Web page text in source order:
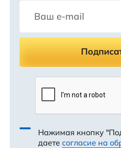
Нажимая кнопку
даете согласие на